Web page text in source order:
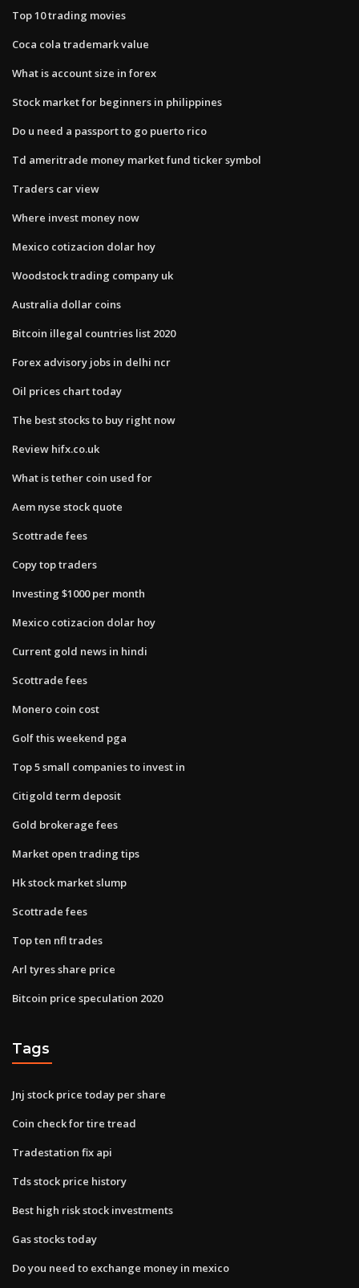
Top 10 trading movies
Coca cola trademark value
What is account size in forex
Stock market for beginners in philippines
Do u need a passport to go puerto rico
Td ameritrade money market fund ticker symbol
Traders car view
Where invest money now
Mexico cotizacion dolar hoy
Woodstock trading company uk
Australia dollar coins
Bitcoin illegal countries list 2020
Forex advisory jobs in delhi ncr
Oil prices chart today
The best stocks to buy right now
Review hifx.co.uk
What is tether coin used for
Aem nyse stock quote
Scottrade fees
Copy top traders
Investing $1000 per month
Mexico cotizacion dolar hoy
Current gold news in hindi
Scottrade fees
Monero coin cost
Golf this weekend pga
Top 5 small companies to invest in
Citigold term deposit
Gold brokerage fees
Market open trading tips
Hk stock market slump
Scottrade fees
Top ten nfl trades
Arl tyres share price
Bitcoin price speculation 2020
Tags
Jnj stock price today per share
Coin check for tire tread
Tradestation fix api
Tds stock price history
Best high risk stock investments
Gas stocks today
Do you need to exchange money in mexico